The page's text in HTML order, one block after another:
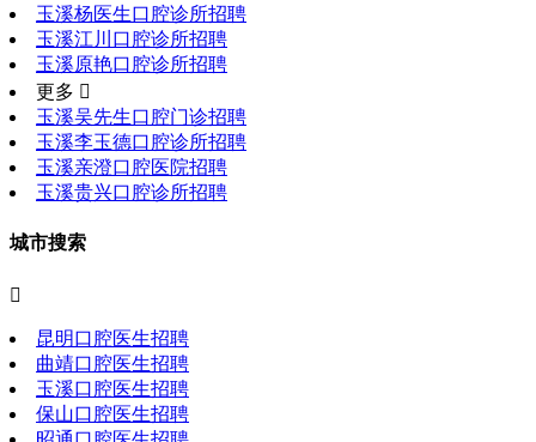
玉溪杨医生口腔诊所招聘
玉溪江川口腔诊所招聘
玉溪原艳口腔诊所招聘
更多 
玉溪吴先生口腔门诊招聘
玉溪李玉德口腔诊所招聘
玉溪亲澄口腔医院招聘
玉溪贵兴口腔诊所招聘
城市搜索

昆明口腔医生招聘
曲靖口腔医生招聘
玉溪口腔医生招聘
保山口腔医生招聘